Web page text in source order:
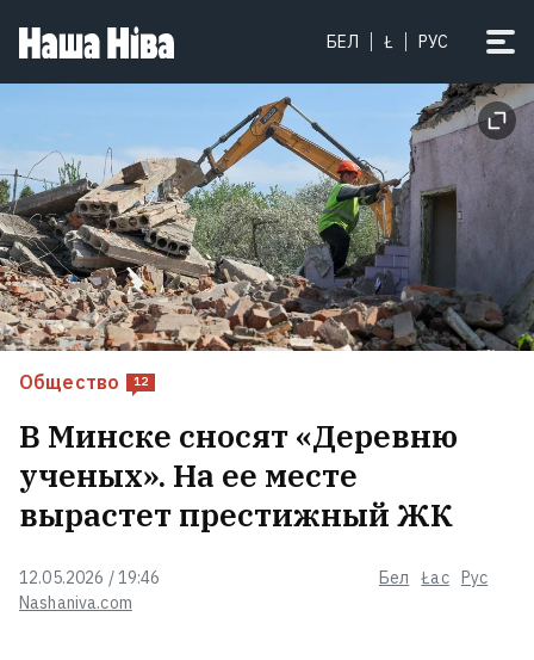
БЕЛ Ł РУС
Общество 12
Nashaniva.com
12.05.2026 / 19:46 Бел Łac Рус
В Минске сносят «Деревню
ученых». На ее месте
вырастет престижный ЖК
Белорусского Синюю Бороду
отпустили из российской тюрьмы
умирать дома
Пять охранников прикрывали
Лукашенко, пока он
фотографировался с деревенской